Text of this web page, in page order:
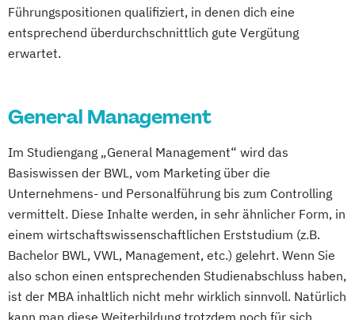
Führungspositionen qualifiziert, in denen dich eine
entsprechend überdurchschnittlich gute Vergütung
erwartet.
General Management
Im Studiengang „General Management“ wird das
Basiswissen der BWL, vom Marketing über die
Unternehmens- und Personalführung bis zum Controlling
vermittelt. Diese Inhalte werden, in sehr ähnlicher Form, in
einem wirtschaftswissenschaftlichen Erststudium (z.B.
Bachelor BWL, VWL, Management, etc.) gelehrt. Wenn Sie
also schon einen entsprechenden Studienabschluss haben,
ist der MBA inhaltlich nicht mehr wirklich sinnvoll. Natürlich
kann man diese Weiterbildung trotzdem noch für sich